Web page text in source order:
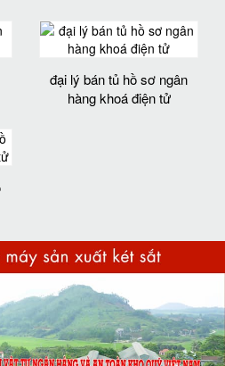
đại lý bán tủ hồ sơ ngân
hàng khoá điện tử